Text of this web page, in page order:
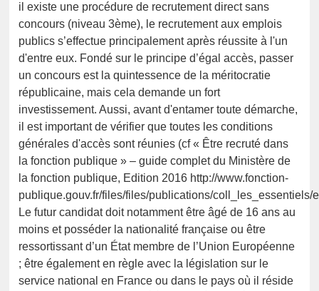
il existe une procédure de recrutement direct sans
concours (niveau 3ème), le recrutement aux emplois
publics s’effectue principalement après réussite à l'un
d'entre eux. Fondé sur le principe d’égal accès, passer
un concours est la quintessence de la méritocratie
républicaine, mais cela demande un fort
investissement. Aussi, avant d'entamer toute démarche,
il est important de vérifier que toutes les conditions
générales d'accès sont réunies (cf « Être recruté dans
la fonction publique » – guide complet du Ministère de
la fonction publique, Edition 2016 http://www.fonction-
publique.gouv.fr/files/files/publications/coll_les_essentiels/
Le futur candidat doit notamment être âgé de 16 ans au
moins et posséder la nationalité française ou être
ressortissant d’un État membre de l’Union Européenne
; être également en règle avec la législation sur le
service national en France ou dans le pays où il réside